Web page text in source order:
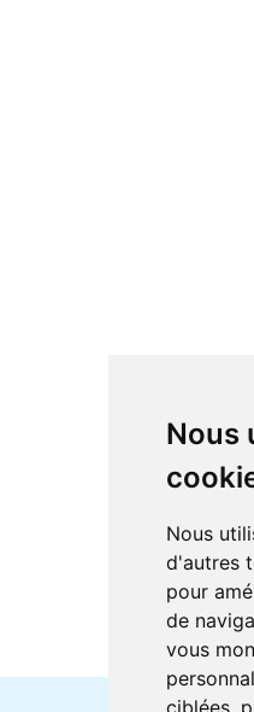
Nous
Nous
d'autres
pour
de
vous
ciblées,